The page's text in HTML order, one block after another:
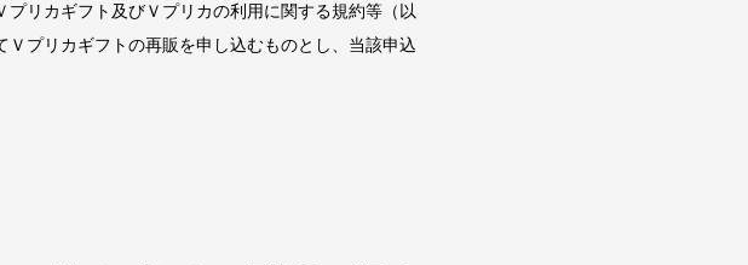
リカギフト及びＶプリカの利用に関する規約等（以
プリカギフトの再販を申し込むものとし、当該申込